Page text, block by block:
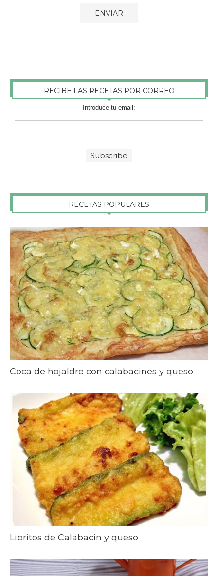
RECIBE LAS RECETAS POR CORREO
Introduce tu email:
RECETAS POPULARES
Coca de hojaldre con calabacines y queso
Libritos de Calabacín y queso